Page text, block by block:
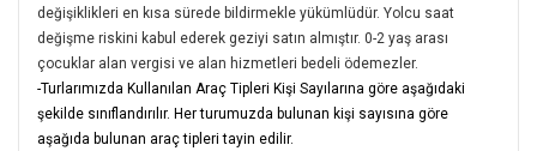
değişiklikleri en kısa sürede bildirmekle yükümlüdür. Yolcu saat
değişme riskini kabul ederek geziyi satın almıştır. 0-2 yaş arası
çocuklar alan vergisi ve alan hizmetleri bedeli ödemezler.
-Turlarımızda Kullanılan Araç Tipleri Kişi Sayılarına göre aşağıdaki
şekilde sınıflandırılır. Her turumuzda bulunan kişi sayısına göre
aşağıda bulunan araç tipleri tayin edilir.